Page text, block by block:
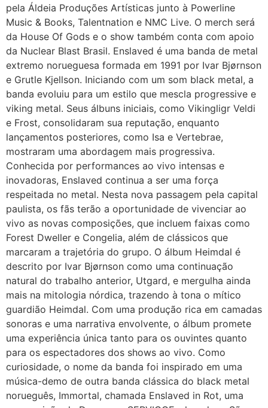
pela Áldeia Produções Artísticas junto à Powerline
Music & Books, Talentnation e NMC Live. O merch será
da House Of Gods e o show também conta com apoio
da Nuclear Blast Brasil. Enslaved é uma banda de metal
extremo norueguesa formada em 1991 por Ivar Bjørnson
e Grutle Kjellson. Iniciando com um som black metal, a
banda evoluiu para um estilo que mescla progressive e
viking metal. Seus álbuns iniciais, como Vikingligr Veldi
e Frost, consolidaram sua reputação, enquanto
lançamentos posteriores, como Isa e Vertebrae,
mostraram uma abordagem mais progressiva.
Conhecida por performances ao vivo intensas e
inovadoras, Enslaved continua a ser uma força
respeitada no metal. Nesta nova passagem pela capital
paulista, os fãs terão a oportunidade de vivenciar ao
vivo as novas composições, que incluem faixas como
Forest Dweller e Congelia, além de clássicos que
marcaram a trajetória do grupo. O álbum Heimdal é
descrito por Ivar Bjørnson como uma continuação
natural do trabalho anterior, Utgard, e mergulha ainda
mais na mitologia nórdica, trazendo à tona o mítico
guardião Heimdal. Com uma produção rica em camadas
sonoras e uma narrativa envolvente, o álbum promete
uma experiência única tanto para os ouvintes quanto
para os espectadores dos shows ao vivo. Como
curiosidade, o nome da banda foi inspirado em uma
música-demo de outra banda clássica do black metal
norueguês, Immortal, chamada Enslaved in Rot, uma